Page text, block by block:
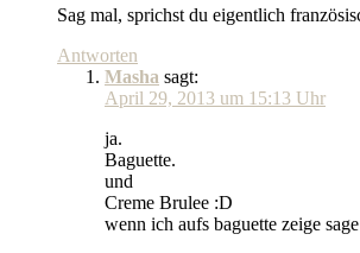
Sag mal, sprichst du eigentlich
Antworten
Masha sagt:
April 29, 2013 um 15:13 Uhr
ja.
Baguette.
und
Creme Brulee :D
wenn ich aufs baguette zeige